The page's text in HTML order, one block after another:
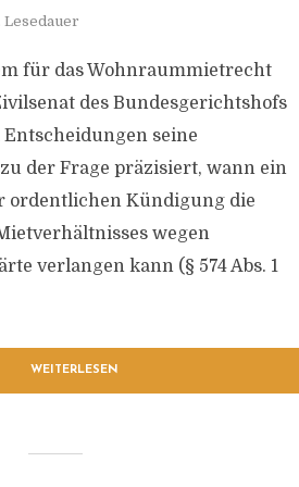
Lesedauer
für das Wohnraummietrecht
des Bundesgerichtshofs
seine
der Frage präzisiert, wann ein
ordentlichen Kündigung die
wegen
verlangen kann (§ 574 Abs. 1
WEITERLESEN